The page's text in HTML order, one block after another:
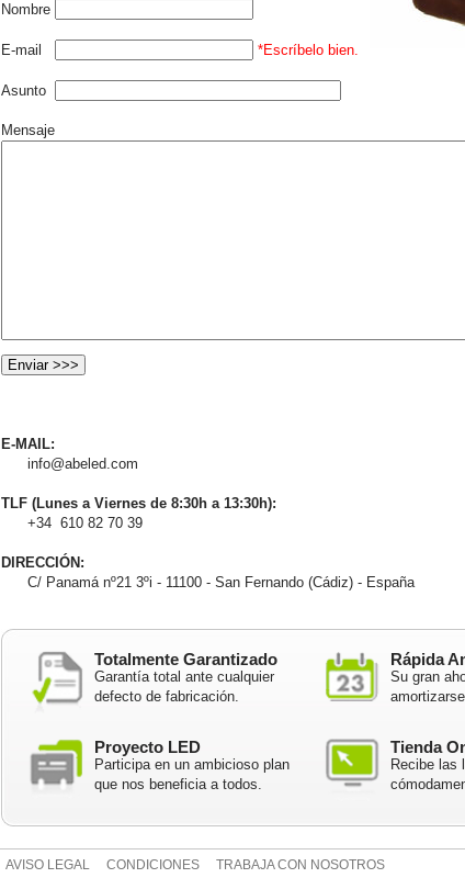
Nombre
E-mail *Escríbelo bien.
Asunto
Mensaje
E-MAIL:
info@abeled.com
TLF (Lunes a Viernes de 8:30h a 13:30h):
+34 610 82 70 39
DIRECCIÓN:
C/ Panamá nº21 3ºi - 11100 - San Fernando (Cádiz) - España
Totalmente Garantizado
Garantía total ante cualquier
defecto de fabricación.
Rápida
Su gran
Proyecto LED
Participa en un ambicioso plan
que nos beneficia a todos.
Tienda
Recibe las
AVISO LEGAL CONDICIONES TRABAJA CON NOSOTROS